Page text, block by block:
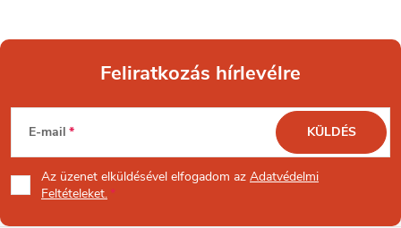
L
á
b
Feliratkozás hírlevélre
E-mail
Az üzenet elküldésével elfogadom az Adatvédelmi
Feltételeket.
KÜLDÉS